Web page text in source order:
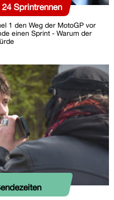
Sprintrennen
1 den Weg der MotoGP vor
einen Sprint - Warum der